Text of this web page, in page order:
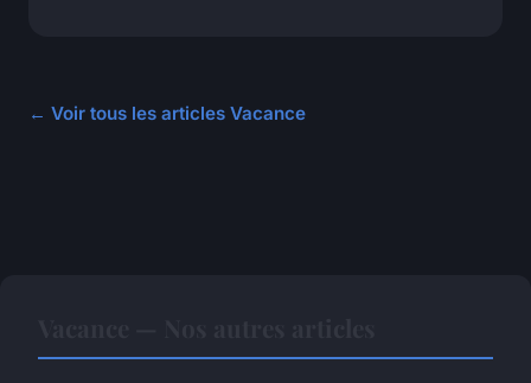
← Voir tous les articles Vacance